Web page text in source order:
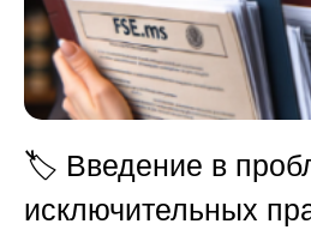
🏷️ Введение в
исключительных